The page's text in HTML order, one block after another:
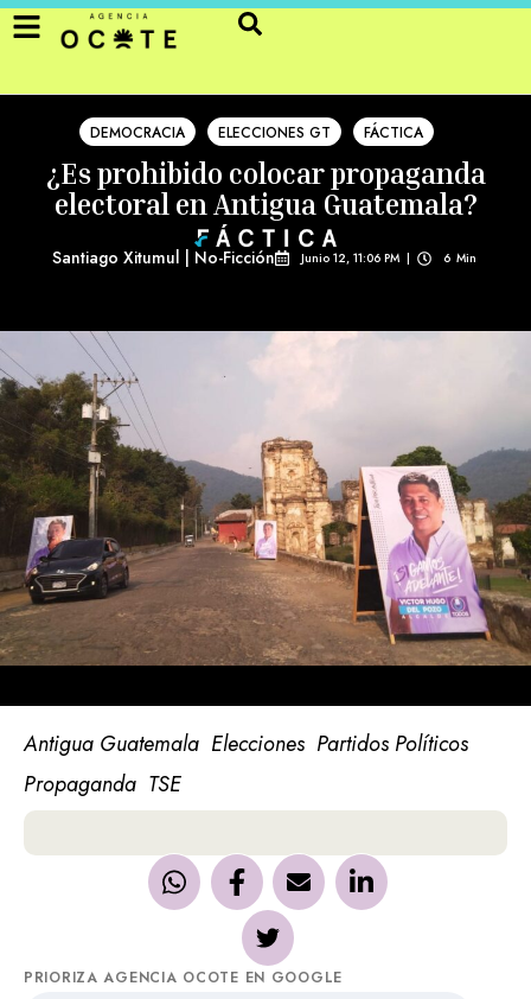
DEMOCRACIA ELECCIONES GT FÁCTICA
¿Es prohibido colocar propaganda
electoral en Antigua Guatemala?
Santiago Xitumul | No-Ficción Junio 12, 11:06 PM | 6 Min
Antigua Guatemala Elecciones Partidos Políticos
Propaganda TSE
PRIORIZA AGENCIA OCOTE EN GOOGLE